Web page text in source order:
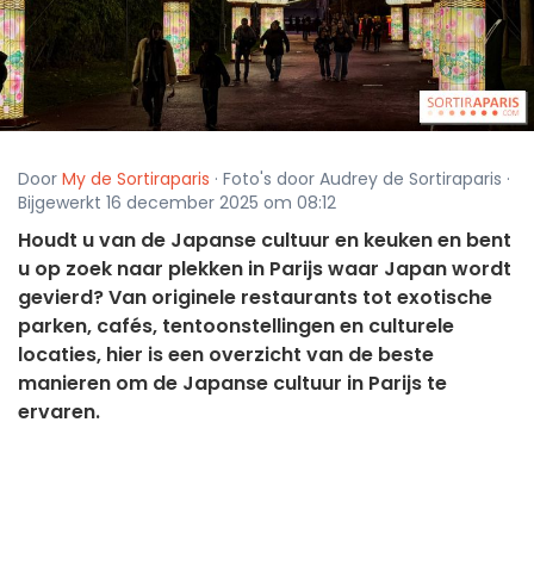
Door My de Sortiraparis · Foto's door Audrey de Sortiraparis ·
Bijgewerkt 16 december 2025 om 08:12
Houdt u van de Japanse cultuur en keuken en bent
u op zoek naar plekken in Parijs waar Japan wordt
gevierd? Van originele restaurants tot exotische
parken, cafés, tentoonstellingen en culturele
locaties, hier is een overzicht van de beste
manieren om de Japanse cultuur in Parijs te
ervaren.